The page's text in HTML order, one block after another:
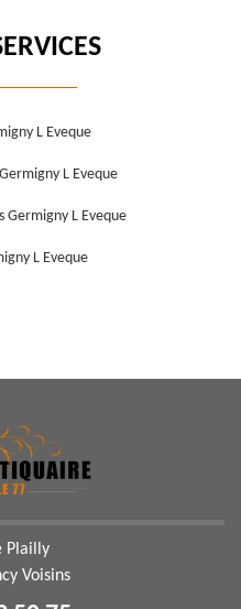
L Eveque
L Eveque
Germigny L Eveque
L Eveque
Plailly
Voisins